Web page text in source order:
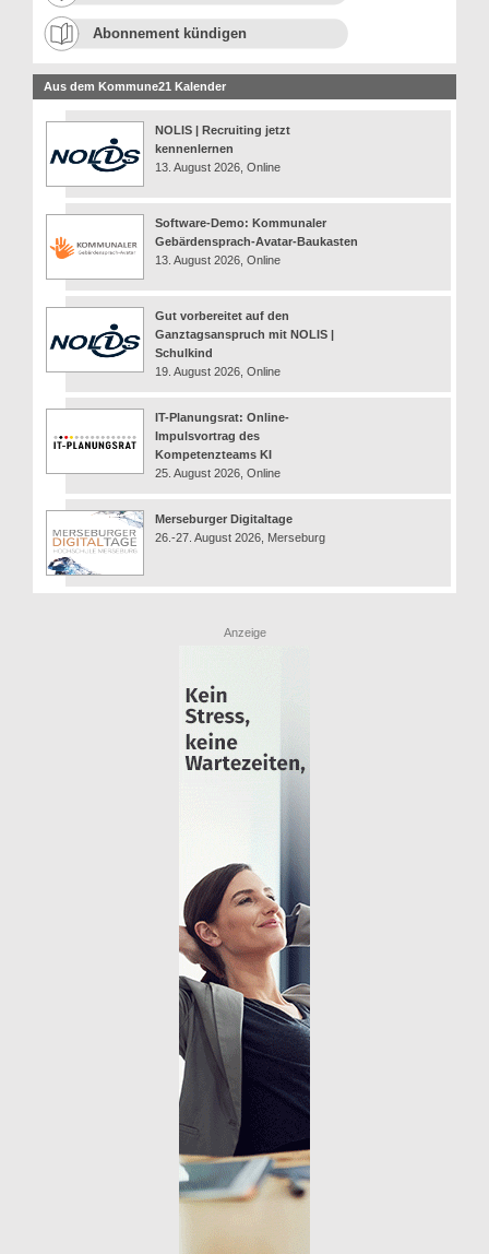
Abonnement kündigen
Aus dem Kommune21 Kalender
NOLIS | Recruiting jetzt
kennenlernen
13. August 2026, Online
Software-Demo: Kommunaler
Gebärdensprach-Avatar-Baukasten
13. August 2026, Online
Gut vorbereitet auf den
Ganztagsanspruch mit NOLIS |
Schulkind
19. August 2026, Online
IT-Planungsrat: Online-
Impulsvortrag des
Kompetenzteams KI
25. August 2026, Online
Merseburger Digitaltage
26.-27. August 2026, Merseburg
Anzeige